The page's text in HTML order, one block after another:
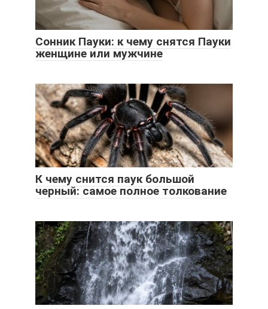
Сонник Пауки: к чему снятся Пауки
женщине или мужчине
К чему снится паук большой
черный: самое полное толкование